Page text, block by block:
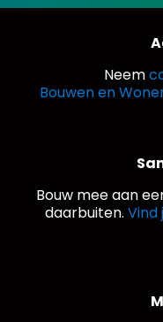
Neem
Bouwen en
Bouw mee aan
daarbuiten. Vind